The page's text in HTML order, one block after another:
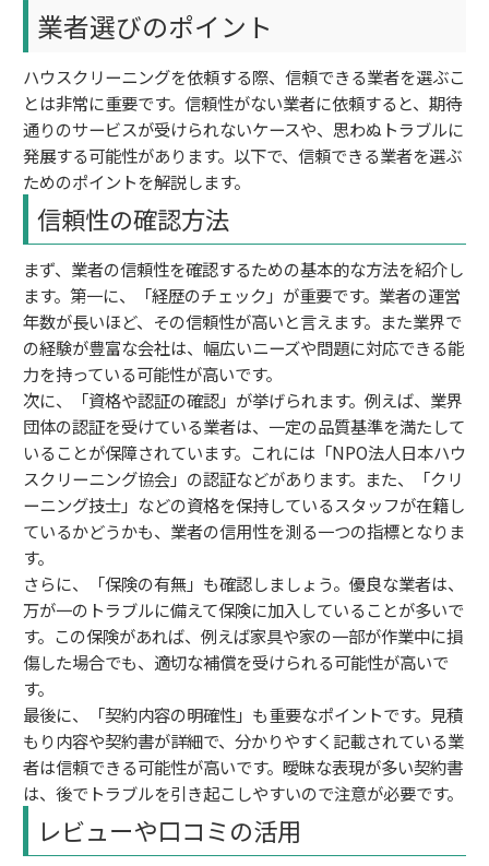
業者選びのポイント
ハウスクリーニングを依頼する際、信頼できる業者を選ぶこ
とは非常に重要です。信頼性がない業者に依頼すると、期待
通りのサービスが受けられないケースや、思わぬトラブルに
発展する可能性があります。以下で、信頼できる業者を選ぶ
ためのポイントを解説します。
信頼性の確認方法
まず、業者の信頼性を確認するための基本的な方法を紹介し
ます。第一に、「経歴のチェック」が重要です。業者の運営
年数が長いほど、その信頼性が高いと言えます。また業界で
の経験が豊富な会社は、幅広いニーズや問題に対応できる能
力を持っている可能性が高いです。
次に、「資格や認証の確認」が挙げられます。例えば、業界
団体の認証を受けている業者は、一定の品質基準を満たして
いることが保障されています。これには「NPO法人日本ハウ
スクリーニング協会」の認証などがあります。また、「クリ
ーニング技士」などの資格を保持しているスタッフが在籍し
ているかどうかも、業者の信用性を測る一つの指標となりま
す。
さらに、「保険の有無」も確認しましょう。優良な業者は、
万が一のトラブルに備えて保険に加入していることが多いで
す。この保険があれば、例えば家具や家の一部が作業中に損
傷した場合でも、適切な補償を受けられる可能性が高いで
す。
最後に、「契約内容の明確性」も重要なポイントです。見積
もり内容や契約書が詳細で、分かりやすく記載されている業
者は信頼できる可能性が高いです。曖昧な表現が多い契約書
は、後でトラブルを引き起こしやすいので注意が必要です。
レビューや口コミの活用